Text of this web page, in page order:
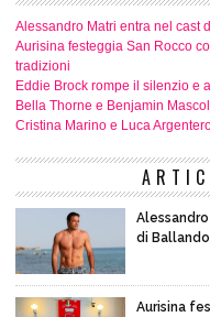
Alessandro Matri entra nel cast
Aurisina festeggia San Rocco
tradizioni
Eddie Brock rompe il silenzio e
Bella Thorne e Benjamin
Cristina Marino e Luca
di
Aurisina